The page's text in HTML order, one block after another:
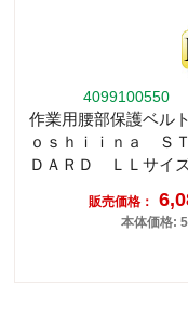
4099100550
作業用腰部保護ベル
ｏｓｈｉｉｎａ Ｓ
ＤＡＲＤ ＬＬサイ
販売価格：
本体価格: